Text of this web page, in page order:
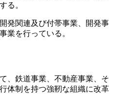
る。
発関連及び付帯事業、開発事
業を行っている。
、鉄道事業、不動産事業、そ
体制を持つ強靭な組織に改革